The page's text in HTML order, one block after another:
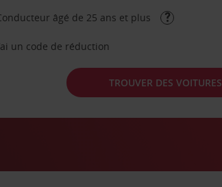
âgé de 25 ans et plus
un code de réduction
TROUVER DES VOITURES